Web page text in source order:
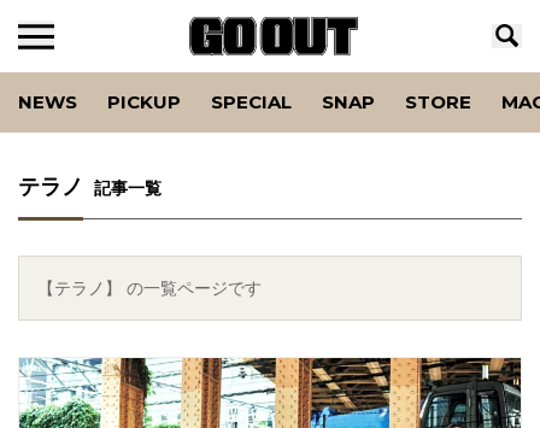
NEWS PICKUP SPECIAL SNAP STORE
テラノ 記事一覧
【テラノ】 の一覧ページです